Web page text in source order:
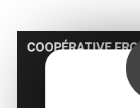
COOPÉRATIVE